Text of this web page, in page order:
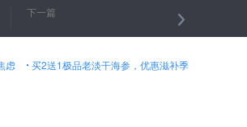
堆“钱山”为农民工发3600万工资
下一篇
虑 买2送1极品老淡干海参，优惠滋补季